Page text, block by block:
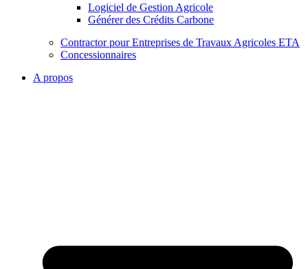
Logiciel de Gestion Agricole
Générer des Crédits Carbone
Contractor pour Entreprises de Travaux Agricoles ETA
Concessionnaires
A propos